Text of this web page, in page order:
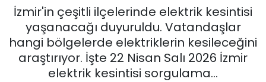
İzmir'in çeşitli ilçelerinde elektrik kesintisi
yaşanacağı duyuruldu. Vatandaşlar
hangi bölgelerde elektriklerin kesileceğini
araştırıyor. İşte 22 Nisan Salı 2026 İzmir
elektrik kesintisi sorgulama...
EKONOMİ
English News
Son Dakika Haberleri
Haber Arşivi